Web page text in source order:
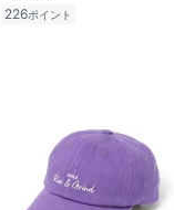
226ポイント